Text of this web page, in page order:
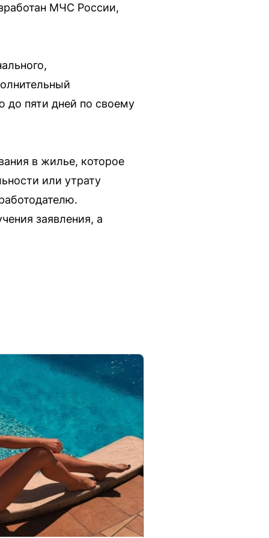
МЧС России,
до пяти дней по своему
в жилье, которое
или утрату
заявления, а